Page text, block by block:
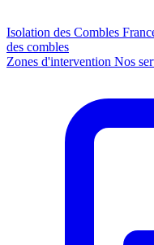
Isolation des Combles
des combles
Zones d'intervention Nos